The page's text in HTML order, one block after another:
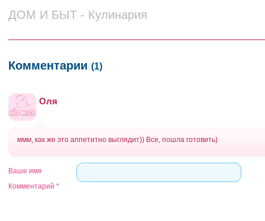
ДОМ И БЫТ - Кулинария
Комментарии (1)
Оля
ммм, как же это аппетитно выглядит)) Все, пошла готовить)
Ваше имя
Комментарий *